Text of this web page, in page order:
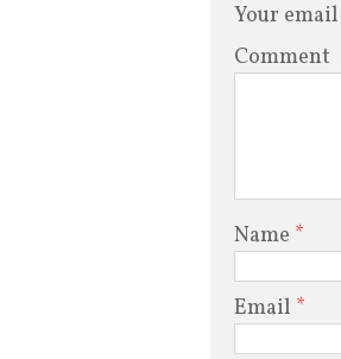
Your
Comment
Name *
Email *